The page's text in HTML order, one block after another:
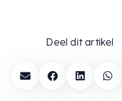
Deel dit artikel
   